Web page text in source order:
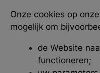
Onze cookies op
mogelijk om
de Website
functioneren;